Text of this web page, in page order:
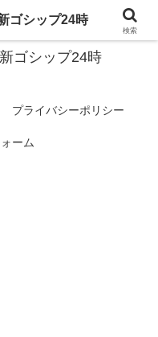
ゴシップがここに集結
ゴシップ24時
プライバシーポリシー
ーム
ゴシップ24時
検索